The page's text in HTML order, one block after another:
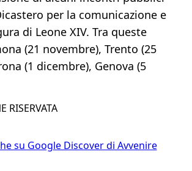
per la comunicazione e
di Leone XIV. Tra queste
(21 novembre), Trento (25
(1 dicembre), Genova (5
RISERVATA
su Google Discover di Avvenire